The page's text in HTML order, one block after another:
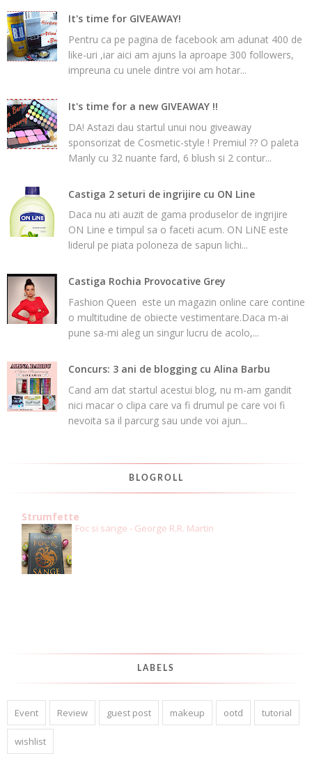
It's time for GIVEAWAY!
Pentru ca pe pagina de facebook am adunat 400 de
like-uri ,iar aici am ajuns la aproape 300 followers,
impreuna cu unele dintre voi am hotar...
It's time for a new GIVEAWAY !!
DA! Astazi dau startul unui nou giveaway
sponsorizat de Cosmetic-style ! Premiul ?? O paleta
Manly cu 32 nuante fard, 6 blush si 2 contur...
Castiga 2 seturi de ingrijire cu ON Line
Daca nu ati auzit de gama produselor de ingrijire
ON Line e timpul sa o faceti acum. ON LiNE este
liderul pe piata poloneza de sapun lichi...
Castiga Rochia Provocative Grey
Fashion Queen este un magazin online care contine
o multitudine de obiecte vestimentare.Daca m-ai
pune sa-mi aleg un singur lucru de acolo,...
Concurs: 3 ani de blogging cu Alina Barbu
Cand am dat startul acestui blog, nu m-am gandit
nici macar o clipa care va fi drumul pe care voi fi
nevoita sa il parcurg sau unde voi ajun...
BLOGROLL
Strumfette
Foc si sange - George R.R. Martin
LABELS
Event Review guest post makeup ootd tutorial
wishlist